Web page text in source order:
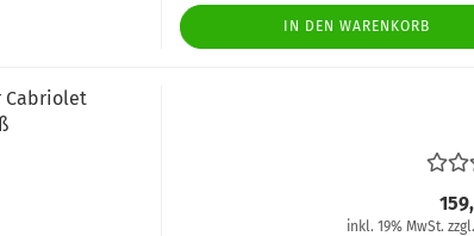
IN DEN WARENKORB
Cabriolet
inkl. 19% MwSt. zzgl.